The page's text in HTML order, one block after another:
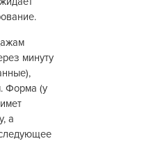
минуту
Форма (у
а